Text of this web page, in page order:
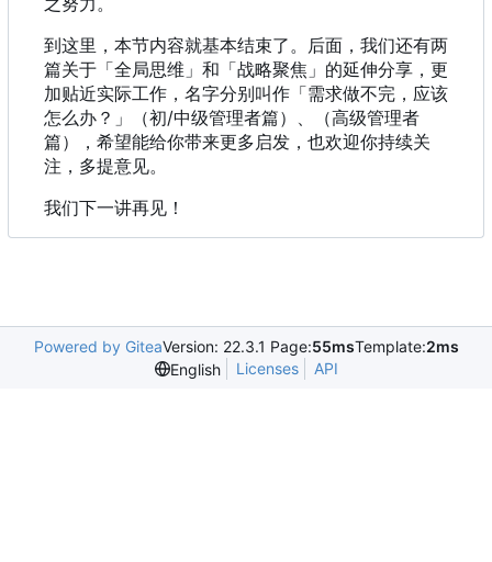
到这里，本节内容就基本结束了。后面，我们还有两
篇关于「全局思维」和「战略聚焦」的延伸分享，更
加贴近实际工作，名字分别叫作「需求做不完，应该
怎么办？」（初/中级管理者篇）、（高级管理者
篇），希望能给你带来更多启发，也欢迎你持续关
注，多提意见。
我们下一讲再见！
Powered by GiteaVersion: 22.3.1 Page:55msTemplate:2ms
English
Licenses API